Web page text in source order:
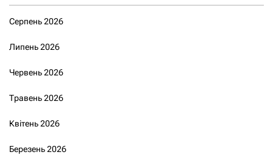
Серпень 2026
Липень 2026
Червень 2026
Травень 2026
Квітень 2026
Березень 2026